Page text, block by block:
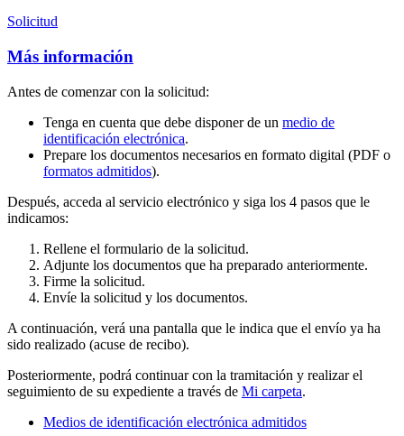
Solicitud
Más información
Antes de comenzar con la solicitud:
Tenga en cuenta que debe disponer de un medio de
identificación electrónica.
Prepare los documentos necesarios en formato digital (PDF o
formatos admitidos).
Después, acceda al servicio electrónico y siga los 4 pasos que le
indicamos:
Rellene el formulario de la solicitud.
Adjunte los documentos que ha preparado anteriormente.
Firme la solicitud.
Envíe la solicitud y los documentos.
A continuación, verá una pantalla que le indica que el envío ya ha
sido realizado (acuse de recibo).
Posteriormente, podrá continuar con la tramitación y realizar el
seguimiento de su expediente a través de Mi carpeta.
Medios de identificación electrónica admitidos